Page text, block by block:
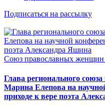
Подписаться на рассылку
Союз православных женщин
Глава регионального
Марина Елепова на
приходе к вере поэта